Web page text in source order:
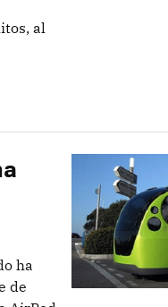
al
ha
de